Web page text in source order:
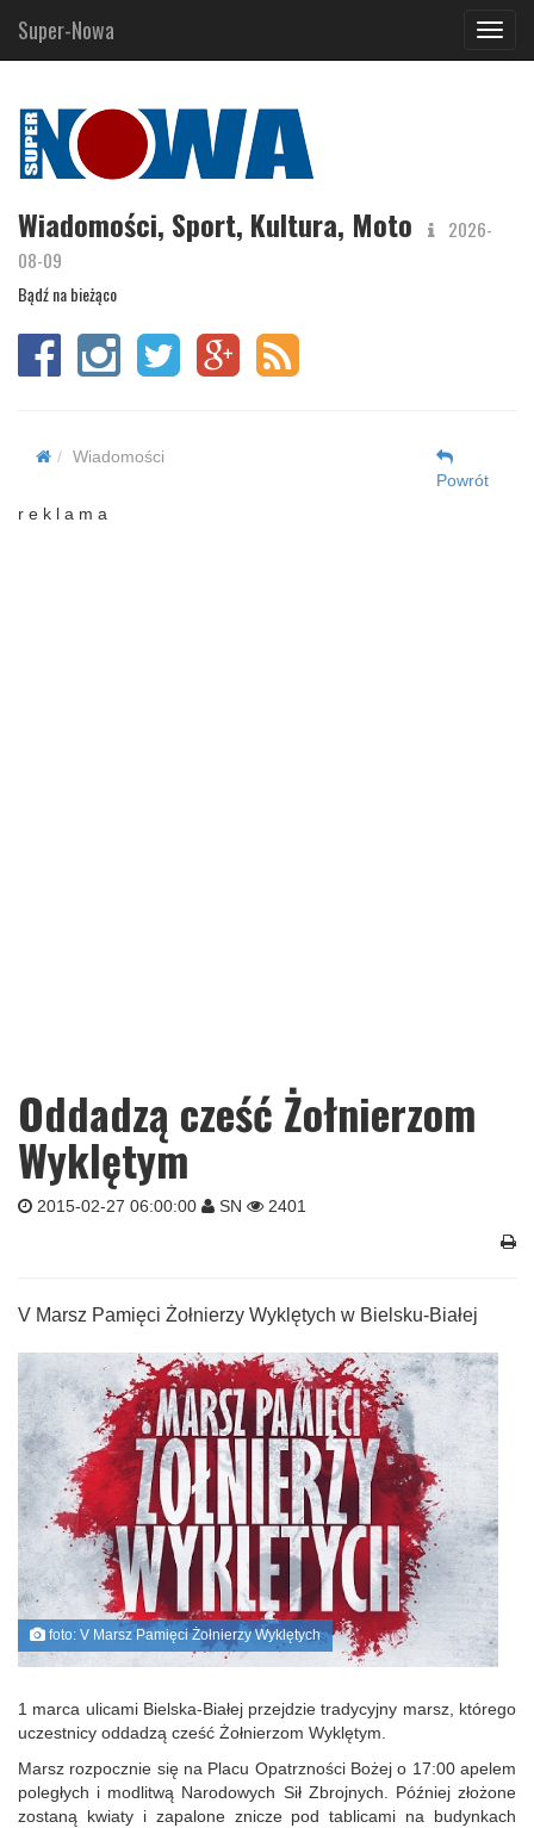
Super-Nowa
Wiadomości, Sport, Kultura, Moto
2026-
08-09
Bądź na bieżąco
Wiadomości
Powrót
r e k l a m a
Oddadzą cześć Żołnierzom
Wyklętym
2015-02-27 06:00:00 SN 2401
V Marsz Pamięci Żołnierzy Wyklętych w Bielsku-Białej
foto: V Marsz Pamięci Żołnierzy Wyklętych
1 marca ulicami Bielska-Białej przejdzie tradycyjny marsz, którego
uczestnicy oddadzą cześć Żołnierzom Wyklętym.
Marsz rozpocznie się na Placu Opatrzności Bożej o 17:00 apelem
poległych i modlitwą Narodowych Sił Zbrojnych. Później złożone
zostaną kwiaty i zapalone znicze pod tablicami na budynkach